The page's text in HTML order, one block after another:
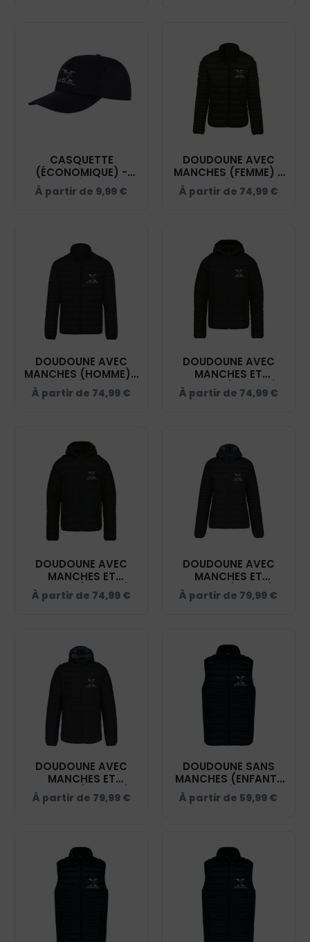
CASQUETTE
(ÉCONOMIQUE) -
CENTRE ÉQUESTRE
D'UNIEUX - NOIR -
À partir de 9,99 €
DOUDOUNE AVEC
MANCHES (FEMME) -
CENTRE ÉQUESTRE
D'UNIEUX - NOIR -
À partir de 74,99 €
DOUDOUNE AVEC
MANCHES (HOMME) -
CENTRE ÉQUESTRE
D'UNIEUX - NOIR -
À partir de 74,99 €
DOUDOUNE AVEC
MANCHES ET
CAPUCHE (ENFANT) -
CENTRE ÉQUESTRE
À partir de 74,99 €
DOUDOUNE AVEC
MANCHES ET
CAPUCHE (ENFANT) -
CENTRE ÉQUESTRE
À partir de 74,99 €
DOUDOUNE AVEC
MANCHES ET
CAPUCHE (FEMME) -
CENTRE ÉQUESTRE
À partir de 79,99 €
DOUDOUNE AVEC
MANCHES ET
CAPUCHE (HOMME) -
CENTRE ÉQUESTRE
À partir de 79,99 €
DOUDOUNE SANS
MANCHES (ENFANT)
- CENTRE ÉQUESTRE
D'UNIEUX - NOIR -
À partir de 59,99 €